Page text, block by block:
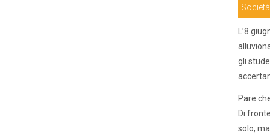
Società
L’8
gli
Pare
Di
solo,